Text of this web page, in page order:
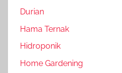
Durian
Hama Ternak
Hidroponik
Home Gardening